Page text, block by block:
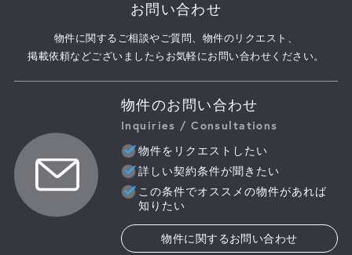
お問い合わせ
物件に関するご相談やご質問、物件のリクエスト、
掲載依頼などございましたらお気軽にお問い合わせください。
物件のお問い合わせ
Inquiries / Consultations
物件をリクエストしたい
詳しい契約条件が聞きたい
この条件でオススメの物件があれば
知りたい
物件に関するお問い合わせ